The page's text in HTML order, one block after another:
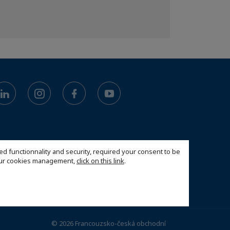
functionnality and security, required your consent to be
cookies management,click on this link.
© 2026 Francouzsko-česká obchodní